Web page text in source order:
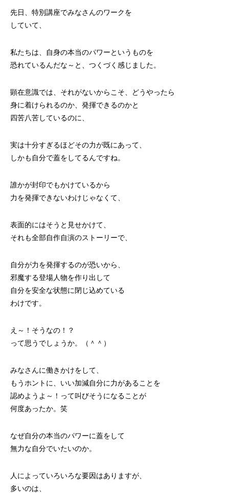
先日、特別講座でみなさんのワークを
していて、
私たちは、自身の本当のパワーというものを
恐れているんだな～と、つくづく感じました。
顕在意識では、それがないからこそ、どうやったら
身に着けられるのか、発揮できるのかと
四苦八苦しているのに、
実は十分すぎるほどその力が既にあって、
しかも自分で蓋をしてるんですね。
誰かが封印でもかけているから
力を発揮できないわけじゃなくて、
表面的にはそうと見せかけて、
それも全部自作自演のストーリーで、
自分が力を発揮するのが恐いから、
邪魔する登場人物を作り出して
自分を安全な状態に閉じ込めている
わけです。
え～！そうなの！？
って思うでしょうか。（＾＾）
みなさんに働きかけをして、
もうホントに、いい加減自分に力があることを
認めようよ～！って叫びそうになることが
何度あったか。笑
なぜ自分の本当のパワーに蓋をして
無力な自分でいたいのか。
人によっていろいろな要因はありますが、
多いのは、